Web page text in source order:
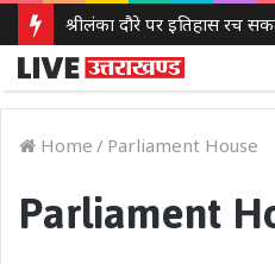
Home / Parliament House
Parliament